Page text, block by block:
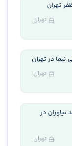
تهران
تهران
نیما در تهران
تهران
نیاوران در
تهران